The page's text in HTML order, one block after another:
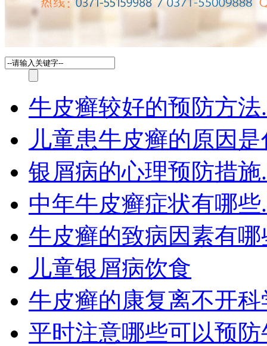
牛皮癣较好的预防方法.
儿童患牛皮癣的原因
银屑病的心理预防措施.
中年牛皮癣症状有哪些.
牛皮癣的致病因素有哪
儿童银屑病饮食
牛皮癣的康复离不开
平时注意哪些可以预